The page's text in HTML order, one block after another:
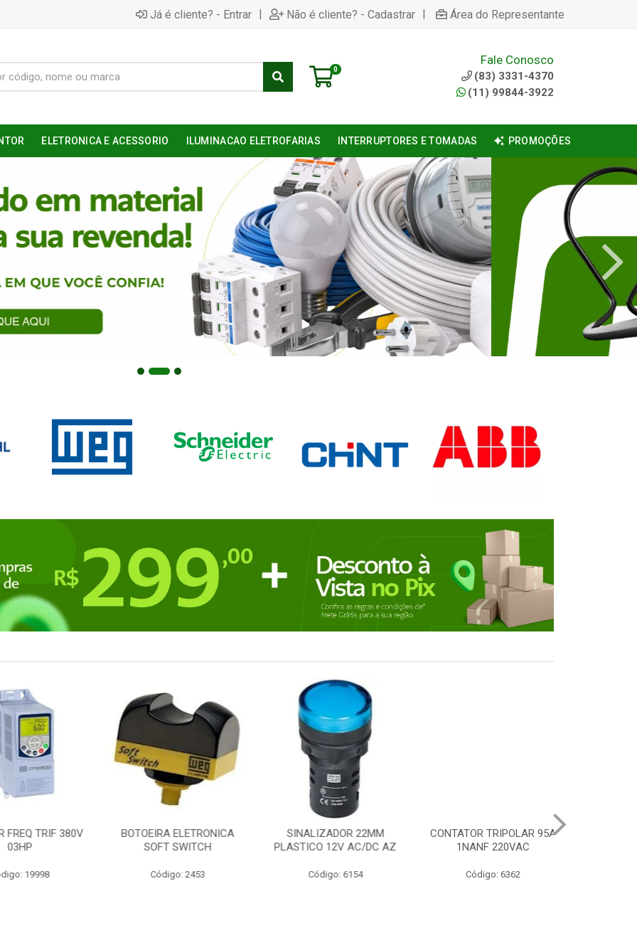
Já é cliente? - Entrar | Não é cliente? - Cadastrar | Área do Representante
0
Fale Conosco
(83) 3331-4370
(11) 99844-3922
ELETRONICA E ACESSORIO ILUMINACAO ELETROFARIAS INTERRUPTORES E TOMADAS PROMOÇÕES
TRIF 380V
19998
BOTOEIRA ELETRONICA
SOFT SWITCH
Código: 2453
SINALIZADOR 22MM
PLASTICO 12V AC/DC AZ
Código: 6154
CONTATOR TRIPOLAR 95A
1NANF 220VAC
Código: 6362